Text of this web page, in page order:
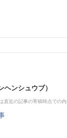
ンシュウブ）
直近の記事の寄稿時点での